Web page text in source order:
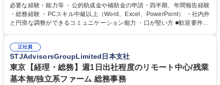
ジションとして活躍いただくことを期待しています。 【総務・人事グルー
プの業務内容】 ・人事制度関連 ・採用活動 ・教育研修の企画、実行 ・勤
怠管理 ・官公庁への各種提出 ・法定の会議運営（評議員会、理事会） ・
管理 ・福利厚生関連 ・職員からの問合せ、相談対応 ・その他日常の総務
業務全般 募集職種 【東京／文京区】公益財団法人の総務人事業務／年間
休日125日
必要な経験・能力等 ・公的助成金や補助金の申請・四半期、年間報告経験
・総務経験 ・PCスキル中級以上（Word、Excel、PowerPoint） ・社内外
と円滑な調整ができるコミュニケーション能力 ・口が堅い方 ■歓迎要件
正社員
STJAdvisorsGroupLimited日本支社
東京【経理・総務】週1日出社程度のリモート中心/残業
基本無/独立系ファーム 総務事務